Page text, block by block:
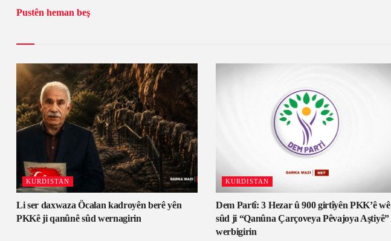
Pustên heman beş
KURDISTAN
Li ser daxwaza Öcalan kadroyên berê yên
PKKê ji qanûnê sûd wernagirin
KURDISTAN
Dem Partî: 3 Hezar û 900 girtîyên PKK’ê wê
sûd ji “Qanûna Çarçoveya Pêvajoya Aştiyê”
werbigirin